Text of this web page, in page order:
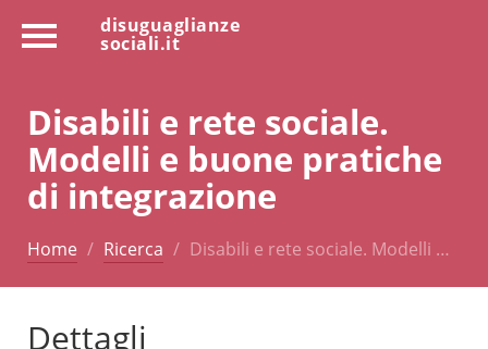
disuguaglianze
sociali.it
Disabili e rete sociale.
Modelli e buone pratiche
di integrazione
Home Ricerca Disabili e rete sociale. Modelli …
Dettagli